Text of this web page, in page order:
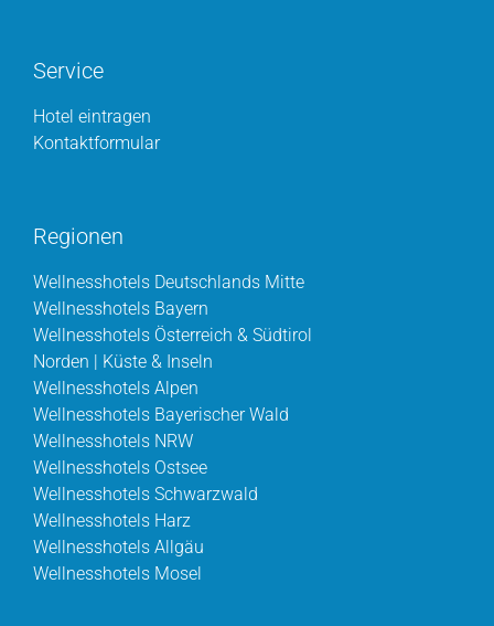
Service
Hotel eintragen
Kontaktformular
Regionen
Wellnesshotels Deutschlands Mitte
Wellnesshotels Bayern
Wellnesshotels Österreich & Südtirol
Norden | Küste & Inseln
Wellnesshotels Alpen
Wellnesshotels Bayerischer Wald
Wellnesshotels NRW
Wellnesshotels Ostsee
Wellnesshotels Schwarzwald
Wellnesshotels Harz
Wellnesshotels Allgäu
Wellnesshotels Mosel